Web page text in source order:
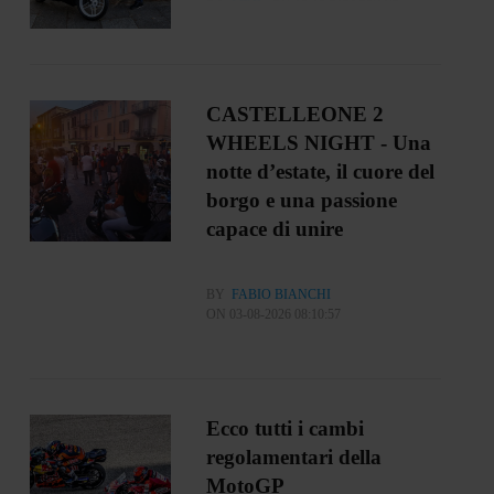
CASTELLEONE 2
WHEELS NIGHT - Una
notte d’estate, il cuore del
borgo e una passione
capace di unire
BY
FABIO BIANCHI
ON 03-08-2026 08:10:57
Ecco tutti i cambi
regolamentari della
MotoGP